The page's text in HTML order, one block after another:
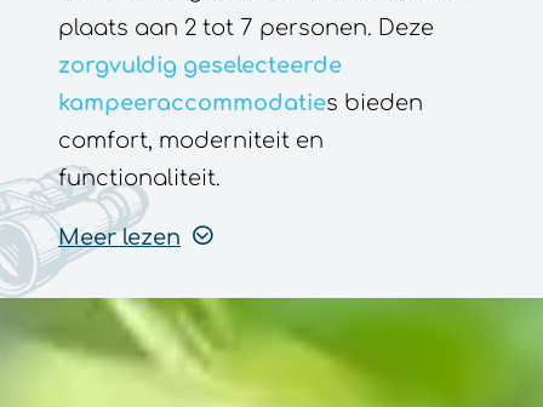
comfort, moderniteit en
functionaliteit.
Meer lezen